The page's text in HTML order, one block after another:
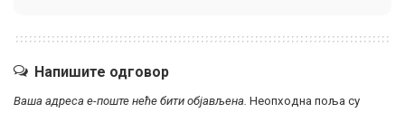
Напишите одговор
Ваша адреса е-поште неће бити објављена. Неопходна поља су